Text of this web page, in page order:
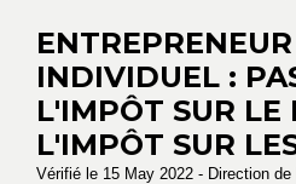
ENTREPRENEUR
INDIVIDUEL :
L'IMPÔT SUR LE
L'IMPÔT SUR
Vérifié le 15 May 2022 - Direction